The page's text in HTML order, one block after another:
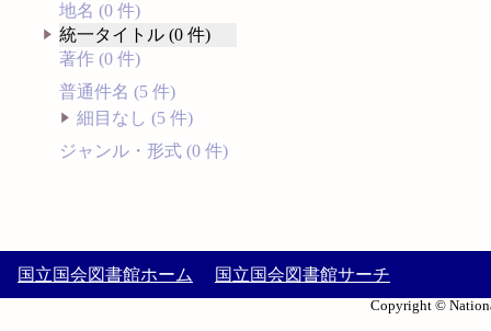
地名 (0 件)
統一タイトル (0 件)
著作 (0 件)
普通件名 (5 件)
細目なし (5 件)
ジャンル・形式 (0 件)
国立国会図書館ホーム 国立国会図書館サーチ
Copyright ©